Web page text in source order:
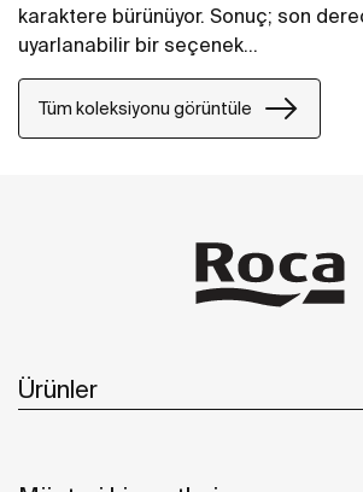
karaktere bürünüyor. Sonuç; son
uyarlanabilir bir seçenek…
Tüm koleksiyonu görüntüle
Ürünler